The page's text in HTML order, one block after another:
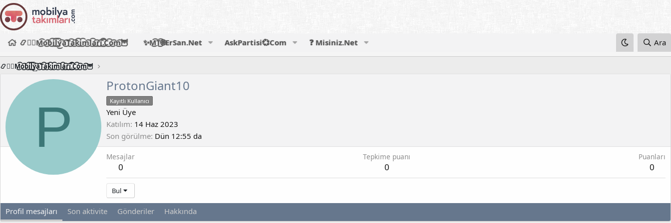
📿🧙‍♂️M͜͡o͜͡b͜͡i͜͡l͜͡y͜͡a͜͡T͜͡a͜͡k͜͡i͜͡m͜͡l͜͡a͜͡r͜͡i͜͡.͜͡C͜͡o͜͡m͜͡🦉 ✨M͜͡T͜͡🌐ErSan.Net AskPartisi💞Com ❓ Misiniz.Net Ara
📿🧙‍♂️M͜͡o͜͡b͜͡i͜͡l͜͡y͜͡a͜͡T͜͡a͜͡k͜͡i͜͡m͜͡l͜͡a͜͡r͜͡i͜͡.͜͡C͜͡o͜͡m͜͡🦉
P
ProtonGiant10
Kayıtlı Kullanıcı
Yeni Üye
Katılım 14 Haz 2023
Son görülme Dün 12:55 da
Mesajlar
0
Tepkime puanı
0
Puanları
0
Bul
Profil mesajları Son aktivite Gönderiler Hakkında